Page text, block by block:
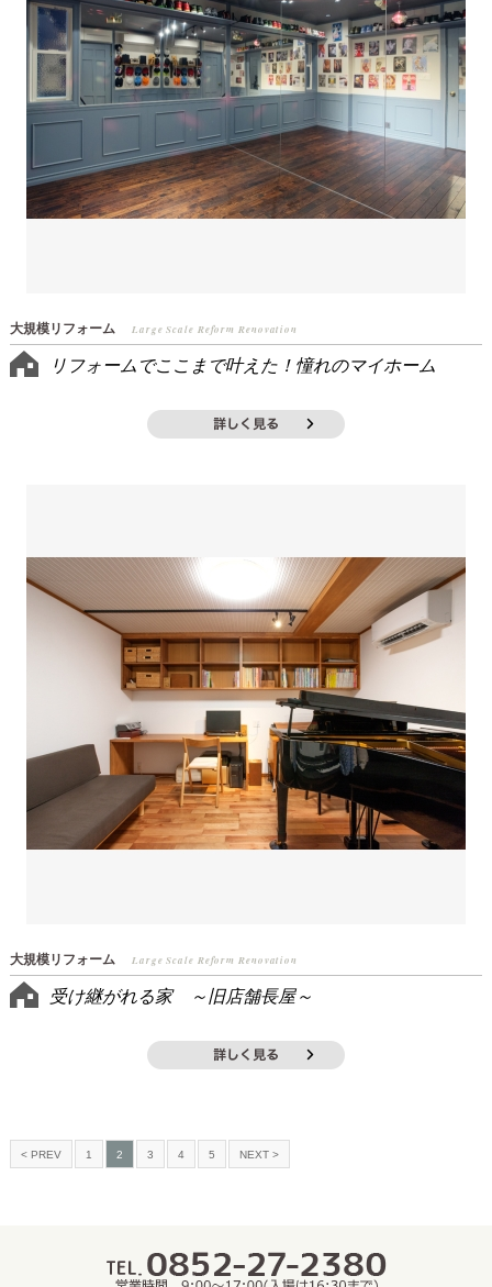
大規模リフォーム Large Scale Reform Renovation
リフォームでここまで叶えた！憧れのマイホーム
大規模リフォーム Large Scale Reform Renovation
受け継がれる家 ～旧店舗長屋～
< PREV 1 2 3 4 5 NEXT >